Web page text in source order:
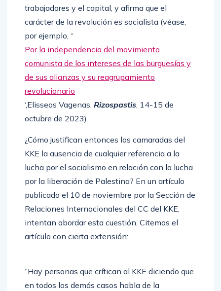
trabajadores y el capital, y afirma que el
carácter de la revolución es socialista (véase,
por ejemplo, “
Por la independencia del movimiento
comunista de los intereses de las burguesías y
de sus alianzas y su reagrupamiento
revolucionario
‘,Elisseos Vagenas, Rizospastis, 14-15 de
octubre de 2023)
¿Cómo justifican entonces los camaradas del
KKE la ausencia de cualquier referencia a la
lucha por el socialismo en relación con la lucha
por la liberación de Palestina? En un artículo
publicado el 10 de noviembre por la Sección de
Relaciones Internacionales del CC del KKE,
intentan abordar esta cuestión. Citemos el
artículo con cierta extensión:
“Hay personas que crítican al KKE diciendo que
en todos los demás casos habla de la